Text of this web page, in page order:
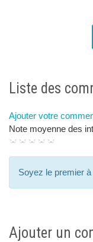
Liste des
Ajouter votre
Note moyenne des
Soyez le premier
Ajouter un